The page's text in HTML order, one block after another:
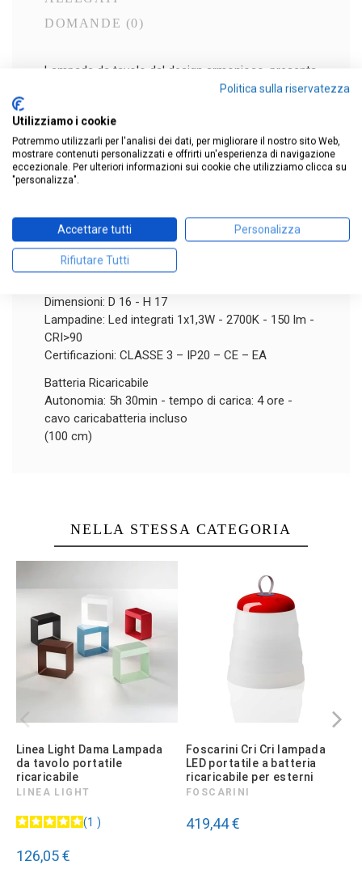
DOMANDE (0)
Lampada da tavolo dal design armonioso, presenta
un diffusore in vetro delicato al tatto, con asta
Questa lampada mobile dalla silhouette elegante è
dotata di batteria ricaricabile, perfetta per essere
portata con sé ovunque si desideri, dal soggiorno
alla terrazza, dallo studio alla zona notte.
versioni: nero, rame e ottone.
Finitura: Nero, Ottone o Rame
Dimensioni: D 16 - H 17
Lampadine: Led integrati 1x1,3W - 2700K - 150 lm -
CRI>90
Certificazioni: CLASSE 3 – IP20 – CE – EA
Batteria Ricaricabile
Autonomia: 5h 30min - tempo di carica: 4 ore -
cavo caricabatteria incluso
(100 cm)
NELLA STESSA CATEGORIA
Linea Light Dama Lampada
da tavolo portatile
ricaricabile
LINEA LIGHT
1
126,05 €
Foscarini Cri Cri lampada
LED portatile a batteria
ricaricabile per esterni
FOSCARINI
419,44 €
Politica sulla riservatezza
Utilizziamo i cookie
Potremmo utilizzarli per l'analisi dei dati, per migliorare il nostro sito Web,
mostrare contenuti personalizzati e offrirti un'esperienza di navigazione
eccezionale. Per ulteriori informazioni sui cookie che utilizziamo clicca su
"personalizza".
Accettare tutti Personalizza
Rifiutare Tutti